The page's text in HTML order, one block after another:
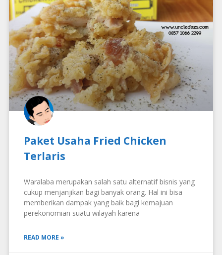
Paket Usaha Fried Chicken
Terlaris
Waralaba merupakan salah satu alternatif bisnis yang
cukup menjanjikan bagi banyak orang. Hal ini bisa
memberikan dampak yang baik bagi kemajuan
perekonomian suatu wilayah karena
READ MORE »